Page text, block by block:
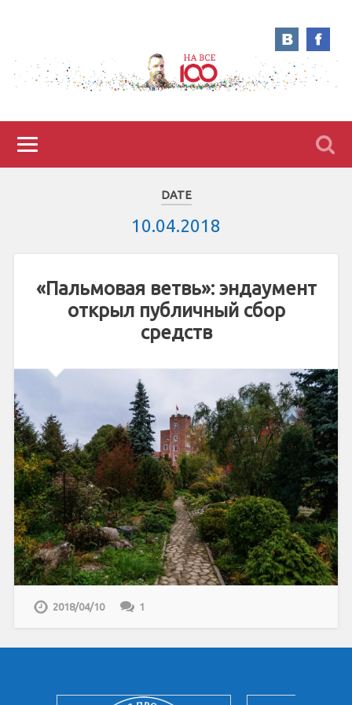
DATE
10.04.2018
«Пальмовая ветвь»: эндаумент
открыл публичный сбор
средств
2018/04/10 1